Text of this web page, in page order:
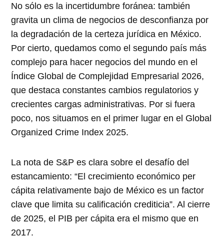
No sólo es la incertidumbre foránea: también
gravita un clima de negocios de desconfianza por
la degradación de la certeza jurídica en México.
Por cierto, quedamos como el segundo país más
complejo para hacer negocios del mundo en el
Índice Global de Complejidad Empresarial 2026,
que destaca constantes cambios regulatorios y
crecientes cargas administrativas. Por si fuera
poco, nos situamos en el primer lugar en el Global
Organized Crime Index 2025.
La nota de S&P es clara sobre el desafío del
estancamiento: “El crecimiento económico per
cápita relativamente bajo de México es un factor
clave que limita su calificación crediticia”. Al cierre
de 2025, el PIB per cápita era el mismo que en
2017.